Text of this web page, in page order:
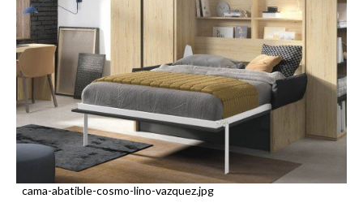
cama-abatible-cosmo-lino-vazquez.jpg